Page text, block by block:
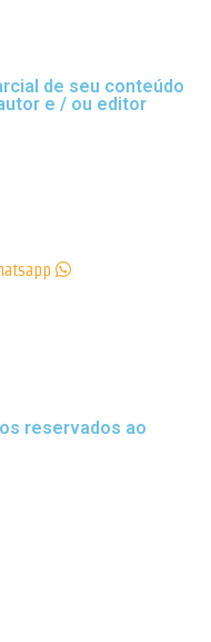
de seu conteúdo
e / ou editor
reservados ao